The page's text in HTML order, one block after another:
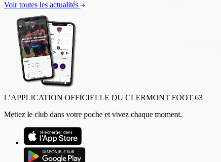
Voir toutes les actualités
L’APPLICATION OFFICIELLE DU CLERMONT FOOT 63
Mettez le club dans votre poche et vivez chaque moment.